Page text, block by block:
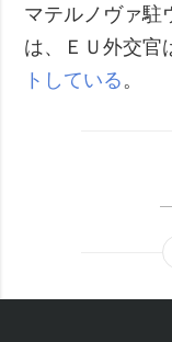
マテルノヴァ駐
は、ＥＵ外交官
トしている 。